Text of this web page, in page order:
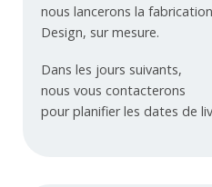
nous lancerons la
Design, sur mesure.
Dans les jours suivants,
nous vous contacterons
pour planifier les dates de